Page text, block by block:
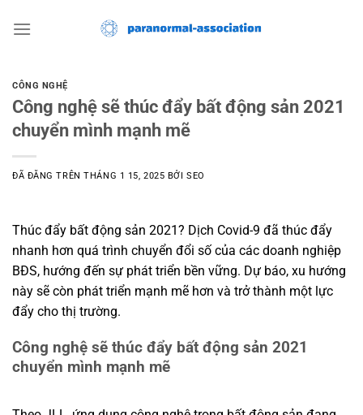
đến
CÔNG NGHỆ
Công nghệ sẽ thúc đẩy bất động sản 2021
chuyển mình mạnh mẽ
ĐÃ ĐĂNG TRÊNTHÁNG 1 15, 2025 BỞISEO
Thúc đẩy bất động sản 2021? Dịch Covid-9 đã thúc đẩy
nhanh hơn quá trình chuyển đổi số của các doanh nghiệp
BĐS, hướng đến sự phát triển bền vững. Dự báo, xu hướng
này sẽ còn phát triển mạnh mẽ hơn và trở thành một lực
đẩy cho thị trường.
Công nghệ sẽ thúc đẩy bất động sản 2021
chuyển mình mạnh mẽ